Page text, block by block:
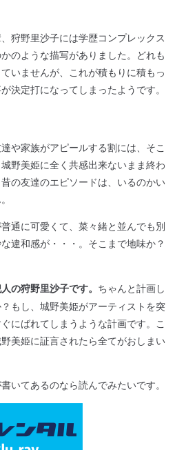
狩野里沙子には学歴コンプレックス
のような描写がありました。どれも
いませんが、これが積もりに積もっ
決定打になってしまったようです。
や家族がアピールする割には、そこ
野美姫に全く共感出来ないまま終わ
の友達のエピソードは、いるのかい
通に可愛くて、菜々緒と並んでも別
違和感が・・・。そこまで地味か？
の狩野里沙子です。 ちゃんと計画し
もし、城野美姫がアーティストを突
にばれてしまうような計画です。こ
美姫に証言されたら全てがおしまい
いてあるのなら読んでみたいです。